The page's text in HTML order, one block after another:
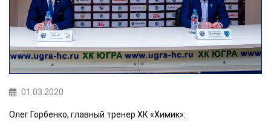
01.03.2020
Олег Горбенко, главный тренер ХК «Химик»: